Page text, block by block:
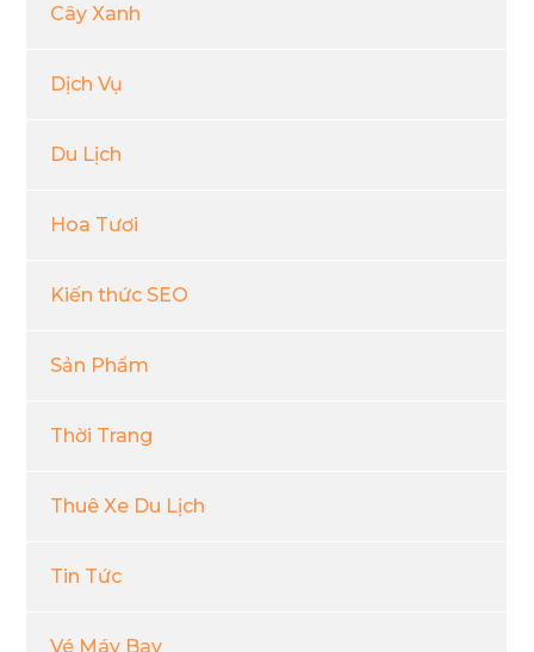
Cây Xanh
Dịch Vụ
Du Lịch
Hoa Tươi
Kiến thức SEO
Sản Phẩm
Thời Trang
Thuê Xe Du Lịch
Tin Tức
Vé Máy Bay